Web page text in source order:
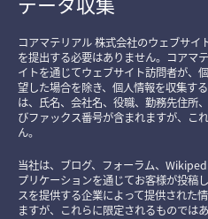
コアマテリアル 株式会社のウェブサイ
を提出する必要はありません。コアマ
イトを通じてウェブサイト訪問者が、
望した場合を除き、個人情報を収集す
は、氏名、会社名、役職、勤務先住所
びファックス番号が含まれますが、こ
ん。
当社は、ブログ、フォーラム、
プリケーションを通じてお客様が投稿
スを提供する企業によって提供された
ますが、これらに限定されるものでは